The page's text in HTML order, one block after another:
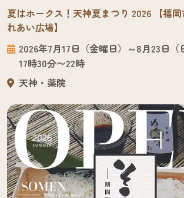
夏はホークス！天神夏まつり 2026 【福
れあい広場】
2026年7月17日（金曜日）～8月23日（
17時30分〜22時
天神・薬院